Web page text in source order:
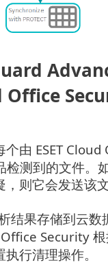
Office
由 ESET Cloud
检测到的文件。
，则它会发送该
结果存储到云数
Office Security
行清理操作。